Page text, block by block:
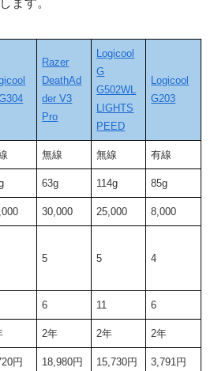
ます。
Razer
DeathAd
der V3
Pro
Logicool
G
G502WL
LIGHTS
PEED
Logicool
G203
無線 無線 有線
63g 114g ‎85g
30,000 25,000 8,000
5 5 4
6 11 6
2年 2年 2年
円 18,980円 15,730円 3,791円